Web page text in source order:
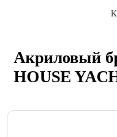
Акриловый
HOUSE